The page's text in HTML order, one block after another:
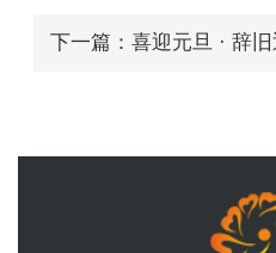
下一篇：喜迎元旦 · 辞